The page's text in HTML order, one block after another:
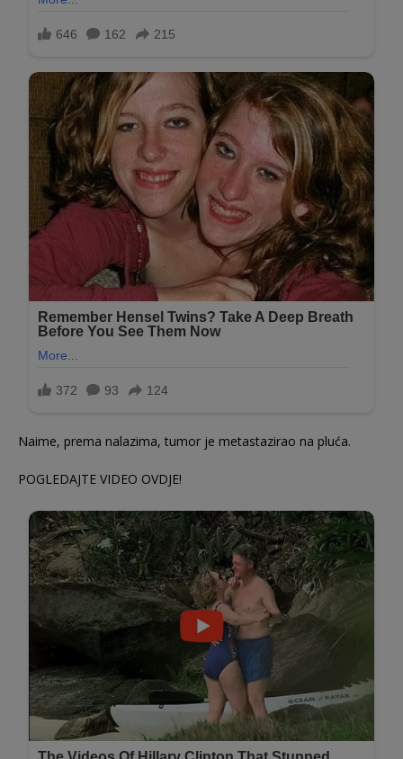
Naime, prema nalazima, tumor je metastazirao na pluća.
POGLEDAJTE VIDEO OVDJE!